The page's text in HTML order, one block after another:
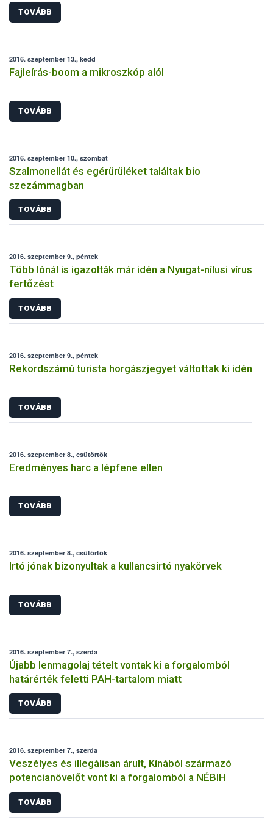
TOVÁBB
2016. szeptember 13., kedd
Fajleírás-boom a mikroszkóp alól
TOVÁBB
2016. szeptember 10., szombat
Szalmonellát és egérürüléket találtak bio
szezámmagban
TOVÁBB
2016. szeptember 9., péntek
Több lónál is igazolták már idén a Nyugat-nílusi vírus
fertőzést
TOVÁBB
2016. szeptember 9., péntek
Rekordszámú turista horgászjegyet váltottak ki idén
TOVÁBB
2016. szeptember 8., csütörtök
Eredményes harc a lépfene ellen
TOVÁBB
2016. szeptember 8., csütörtök
Irtó jónak bizonyultak a kullancsirtó nyakörvek
TOVÁBB
2016. szeptember 7., szerda
Újabb lenmagolaj tételt vontak ki a forgalomból
határérték feletti PAH-tartalom miatt
TOVÁBB
2016. szeptember 7., szerda
Veszélyes és illegálisan árult, Kínából származó
potencianövelőt vont ki a forgalomból a NÉBIH
TOVÁBB